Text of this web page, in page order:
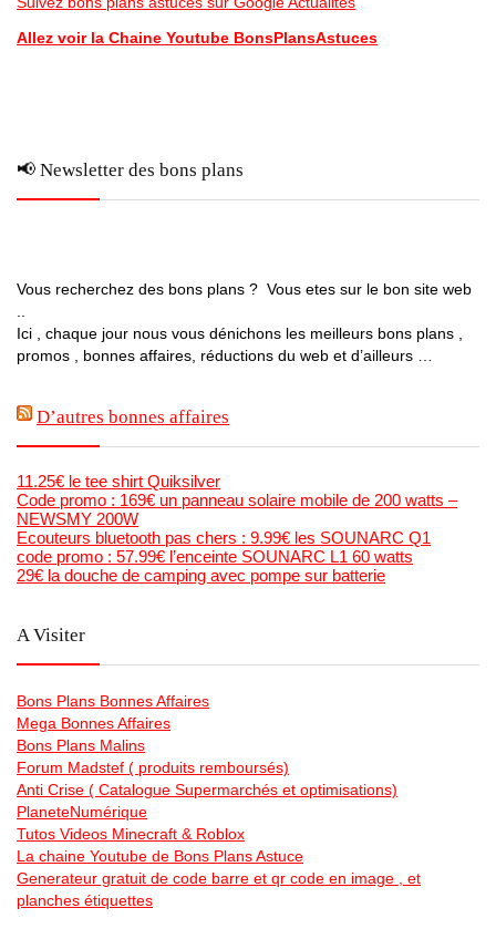
Allez voir la Chaine Youtube BonsPlansAstuces
📢 Newsletter des bons plans
Vous recherchez des bons plans ? Vous etes sur le bon site web
Ici , chaque jour nous vous dénichons les meilleurs bons plans ,
promos , bonnes affaires, réductions du web et d’ailleurs …
D’autres bonnes affaires
11.25€ le tee shirt Quiksilver
Code promo : 169€ un panneau solaire mobile de 200 watts –
NEWSMY 200W
Ecouteurs bluetooth pas chers : 9.99€ les SOUNARC Q1
code promo : 57.99€ l’enceinte SOUNARC L1 60 watts
29€ la douche de camping avec pompe sur batterie
A Visiter
Bons Plans Bonnes Affaires
Mega Bonnes Affaires
Bons Plans Malins
Forum Madstef ( produits remboursés)
Anti Crise ( Catalogue Supermarchés et optimisations)
PlaneteNumérique
Tutos Videos Minecraft & Roblox
La chaine Youtube de Bons Plans Astuce
Generateur gratuit de code barre et qr code en image , et
planches étiquettes